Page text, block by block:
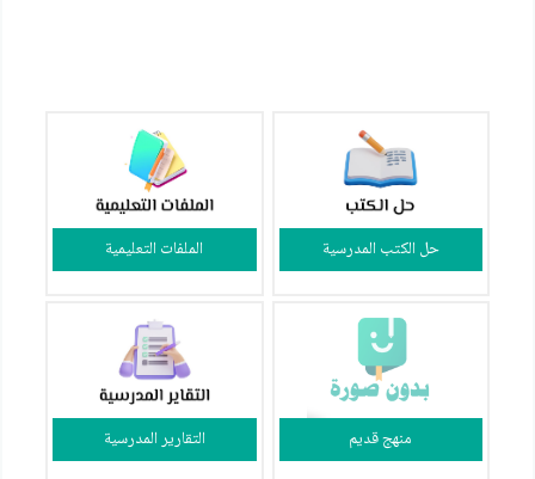
حل الكتب المدرسية الملفات التعليمية
منهج قديم التقارير المدرسية